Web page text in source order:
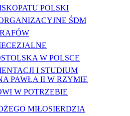
POLSKI
ŚDM
W POLSCE
I STUDIUM
PAWŁA II W RZYMIE
W POTRZEBIE
MIŁOSIERDZIA